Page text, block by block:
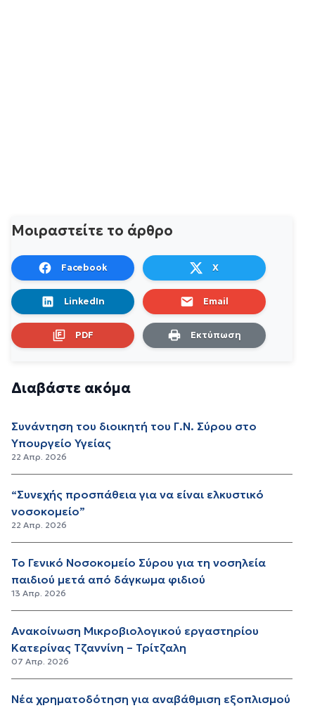
Μοιραστείτε το άρθρο
Facebook X
LinkedIn Email
PDF Εκτύπωση
Διαβάστε ακόμα
Συνάντηση του διοικητή του Γ.Ν. Σύρου στο
Υπουργείο Υγείας
22 Απρ. 2026
“Συνεχής προσπάθεια για να είναι ελκυστικό
νοσοκομείο”
22 Απρ. 2026
Το Γενικό Νοσοκομείο Σύρου για τη νοσηλεία
παιδιού μετά από δάγκωμα φιδιού
13 Απρ. 2026
Ανακοίνωση Μικροβιολογικού εργαστηρίου
Κατερίνας Τζαννίνη – Τρίτζαλη
07 Απρ. 2026
Νέα χρηματοδότηση για αναβάθμιση εξοπλισμού